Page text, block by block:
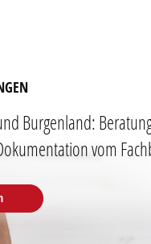
Burgenland:
vom